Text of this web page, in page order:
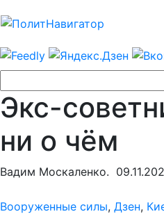
Экс-
ни о чём
Вадим Москаленко.
Вооруженные силы, Дзен,